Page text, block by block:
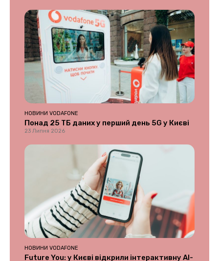
НОВИНИ VODAFONE
Понад 25 ТБ даних у перший день 5G у Києві
23 Липня 2026
НОВИНИ VODAFONE
Future You: у Києві відкрили інтерактивну AI-